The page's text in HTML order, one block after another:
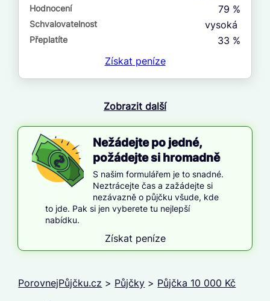
Hodnocení 79 %
Schvalovatelnost vysoká
Přeplatíte
33 %
Získat peníze
Zobrazit další
Nežádejte po jedné,
požádejte si hromadně
S našim formulářem je to snadné.
Neztrácejte čas a zažádejte si
nezávazně o půjčku všude, kde
to jde. Pak si jen vyberete tu nejlepší
nabídku.
Získat peníze
PorovnejPůjčku.cz > Půjčky > Půjčka 10 000 Kč